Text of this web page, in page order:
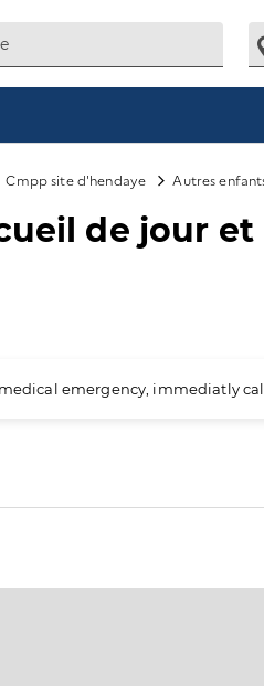
Cmpp site d'hendaye Autres
de jour
emergency, immediatly